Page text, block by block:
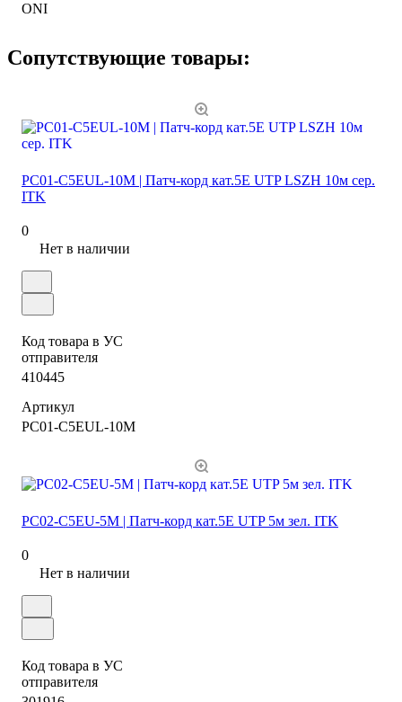
ONI
Сопутствующие товары:
PC01-C5EUL-10M | Патч-корд кат.5E UTP LSZH 10м сер.
ITK
0
Нет в наличии
Код товара в УС
отправителя
410445
Артикул
PC01-C5EUL-10M
PC02-C5EU-5M | Патч-корд кат.5E UTP 5м зел. ITK
0
Нет в наличии
Код товара в УС
отправителя